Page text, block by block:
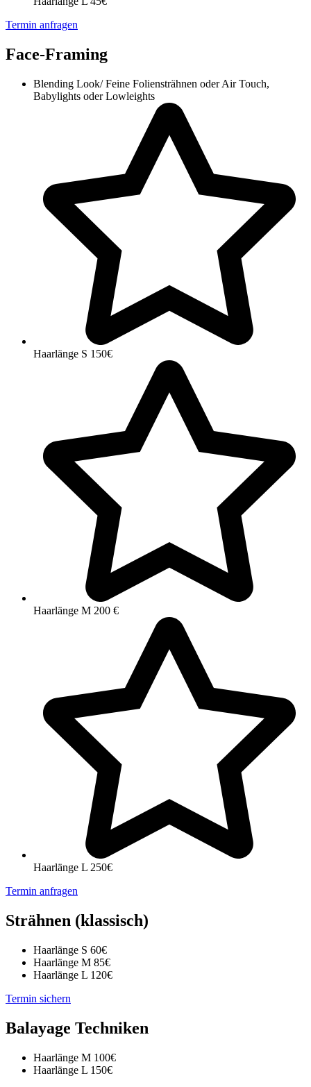
Termin anfragen
Face-Framing
Blending Look/ Feine Foliensträhnen oder Air Touch,
Babylights oder Lowleights
Haarlänge S 150€
Haarlänge M 200 €
Haarlänge L 250€
Termin anfragen
Strähnen (klassisch)
Haarlänge S 60€
Haarlänge M 85€
Haarlänge L 120€
Termin sichern
Balayage Techniken
Haarlänge M 100€
Haarlänge L 150€